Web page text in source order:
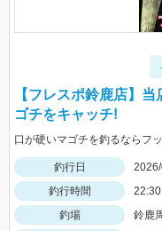
【フレスポ鈴鹿店】
ゴチをキャッチ!
口が硬いマゴチを釣るならフ
釣行日
釣行時間
釣場
鈴鹿